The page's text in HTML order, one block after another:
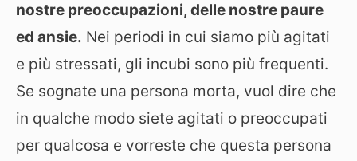
nostre preoccupazioni, delle nostre paure
ed ansie. Nei periodi in cui siamo più agitati
e più stressati, gli incubi sono più frequenti.
Se sognate una persona morta, vuol dire che
in qualche modo siete agitati o preoccupati
per qualcosa e vorreste che questa persona